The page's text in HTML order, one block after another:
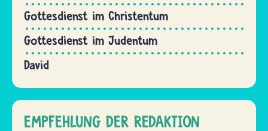
Gottesdienst im Christentum
Gottesdienst im Judentum
David
EMPFEHLUNG DER REDAKTION